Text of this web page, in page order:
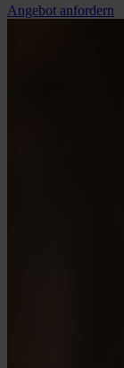
Angebot anfordern